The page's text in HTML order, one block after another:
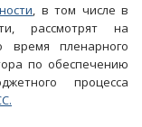
, в том числе в
рассмотрят на
пленарного
по обеспечению
процесса